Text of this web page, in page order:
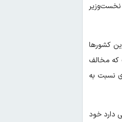
نخست‌وزیر
کشورها
که مخالف
نسبت به
دارد خود